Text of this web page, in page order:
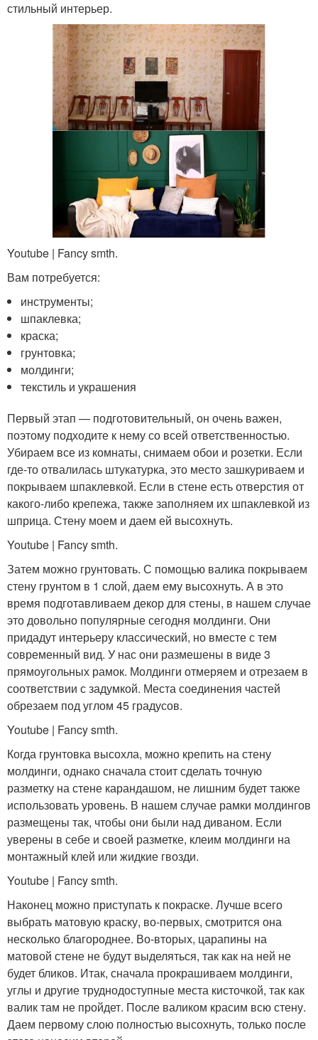
стильный интерьер.
Youtube | Fancy smth.
Вам потребуется:
инструменты;
шпаклевка;
краска;
грунтовка;
молдинги;
текстиль и украшения
Первый этап — подготовительный, он очень важен,
поэтому подходите к нему со всей ответственностью.
Убираем все из комнаты, снимаем обои и розетки. Если
где-то отвалилась штукатурка, это место зашкуриваем и
покрываем шпаклевкой. Если в стене есть отверстия от
какого-либо крепежа, также заполняем их шпаклевкой из
шприца. Стену моем и даем ей высохнуть.
Youtube | Fancy smth.
Затем можно грунтовать. С помощью валика покрываем
стену грунтом в 1 слой, даем ему высохнуть. А в это
время подготавливаем декор для стены, в нашем случае
это довольно популярные сегодня молдинги. Они
придадут интерьеру классический, но вместе с тем
современный вид. У нас они размешены в виде 3
прямоугольных рамок. Молдинги отмеряем и отрезаем в
соответствии с задумкой. Места соединения частей
обрезаем под углом 45 градусов.
Youtube | Fancy smth.
Когда грунтовка высохла, можно крепить на стену
молдинги, однако сначала стоит сделать точную
разметку на стене карандашом, не лишним будет также
использовать уровень. В нашем случае рамки молдингов
размещены так, чтобы они были над диваном. Если
уверены в себе и своей разметке, клеим молдинги на
монтажный клей или жидкие гвозди.
Youtube | Fancy smth.
Наконец можно приступать к покраске. Лучше всего
выбрать матовую краску, во-первых, смотрится она
несколько благороднее. Во-вторых, царапины на
матовой стене не будут выделяться, так как на ней не
будет бликов. Итак, сначала прокрашиваем молдинги,
углы и другие труднодоступные места кисточкой, так как
валик там не пройдет. После валиком красим всю стену.
Даем первому слою полностью высохнуть, только после